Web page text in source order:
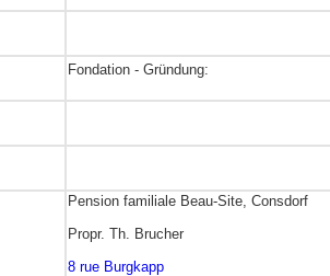
Fondation - Gründung:
Pension familiale Beau-Site, Consdorf
Propr. Th. Brucher
8 rue Burgkapp